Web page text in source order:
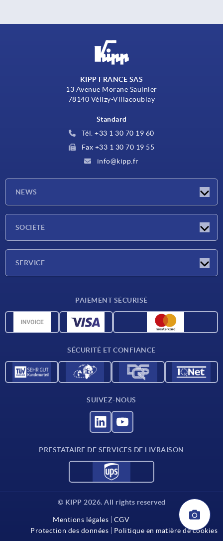
KIPP FRANCE SAS
13 Avenue Morane Saulnier
78140 Vélizy-Villacoublay
Standard
Tél. +33 1 30 70 19 60
Fax +33 1 30 70 19 55
info@kipp.fr
NEWS
SOCIÉTÉ
SERVICE
Données CAO
PAIEMENT SÉCURISÉ
SÉCURITÉ ET CONFIANCE
SUIVEZ-NOUS
PRESTATAIRE DE SERVICES DE LIVRAISON
© KIPP 2026. All rights reserved
Mentions légales
CGV
Protection des données
Politique en matière de cookies